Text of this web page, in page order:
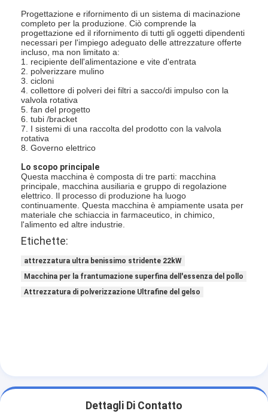
Essiccatore di spruzzo di pressione
Aria calda Oven Dryer
Miscelatore orizzontale del nastro
Frantoio universale
Macchina per la frantumazione superfina
tipo miscelatore di v della polvere
Miscelatore del recipiente di IBC
Asciugatrice industriale
Macchina più asciutta istantanea
Macchina dell'essiccazione sotto vuoto
Progettazione e rifornimento di un sistema di macinazione
completo per la produzione. Ciò comprende la
progettazione ed il rifornimento di tutti gli oggetti dipendenti
necessari per l'impiego adeguato delle attrezzature offerte
incluso, ma non limitato a:
1. recipiente dell'alimentazione e vite d'entrata
2. polverizzare mulino
3. cicloni
4. collettore di polveri dei filtri a sacco/di impulso con la
valvola rotativa
5. fan del progetto
6. tubi /bracket
7. I sistemi di una raccolta del prodotto con la valvola
rotativa
8. Governo elettrico
Lo scopo principale
Questa macchina è composta di tre parti: macchina
principale, macchina ausiliaria e gruppo di regolazione
elettrico. Il processo di produzione ha luogo
continuamente. Questa macchina è ampiamente usata per
materiale che schiaccia in farmaceutico, in chimico,
l'alimento ed altre industrie.
Etichette:
attrezzatura ultra benissimo stridente 22kW
Macchina per la frantumazione superfina dell'essenza del pollo
Attrezzatura di polverizzazione Ultrafine del gelso
Dettagli Di Contatto